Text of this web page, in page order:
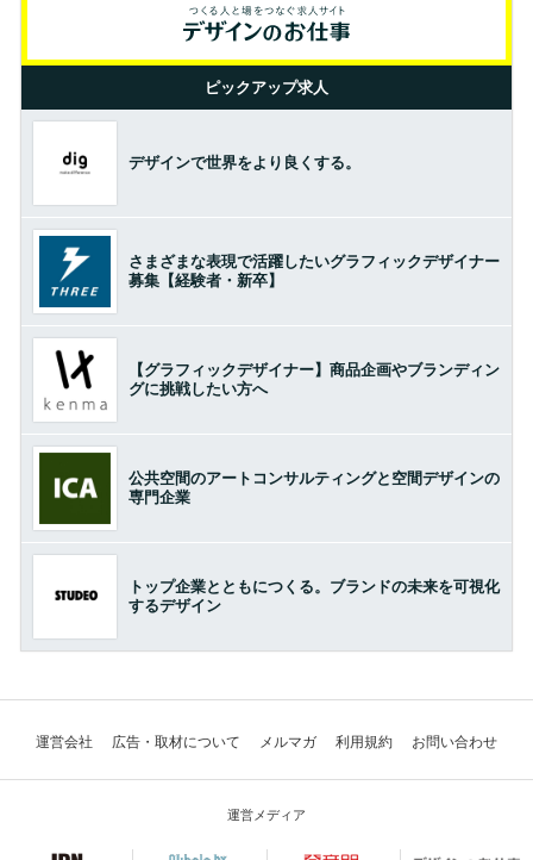
ピックアップ求人
デザインで世界をより良くする。
さまざまな表現で活躍したいグラフィックデザイナー
募集【経験者・新卒】
【グラフィックデザイナー】商品企画やブランディン
グに挑戦したい方へ
公共空間のアートコンサルティングと空間デザインの
専門企業
トップ企業とともにつくる。ブランドの未来を可視化
するデザイン
運営会社 広告・取材について メルマガ 利用規約 お問い合わせ
運営メディア